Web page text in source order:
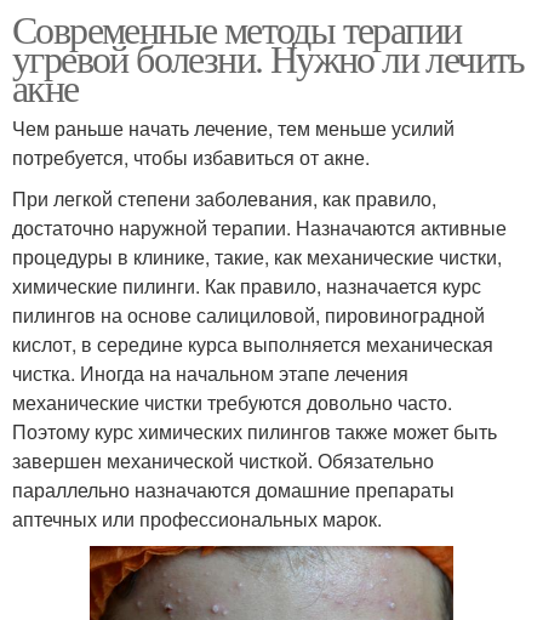
Современные методы терапии
угревой болезни. Нужно ли лечить
акне
Чем раньше начать лечение, тем меньше усилий
потребуется, чтобы избавиться от акне.
При легкой степени заболевания, как правило,
достаточно наружной терапии. Назначаются активные
процедуры в клинике, такие, как механические чистки,
химические пилинги. Как правило, назначается курс
пилингов на основе салициловой, пировиноградной
кислот, в середине курса выполняется механическая
чистка. Иногда на начальном этапе лечения
механические чистки требуются довольно часто.
Поэтому курс химических пилингов также может быть
завершен механической чисткой. Обязательно
параллельно назначаются домашние препараты
аптечных или профессиональных марок.